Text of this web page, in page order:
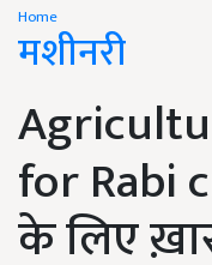
Home
मशीनरी
for Rabi
के लिए